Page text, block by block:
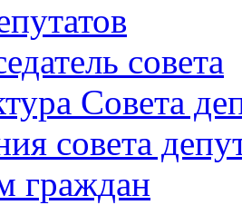
совета
Совета
совета
граждан